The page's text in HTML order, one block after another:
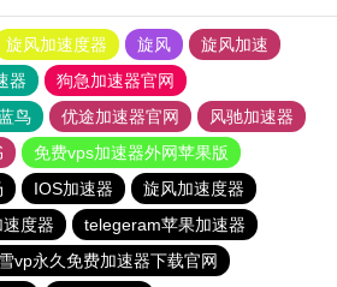
旋风加速度器 旋风
旋风加速
器
狗急加速器官网
鸟 优途加速器官网
风驰加速器
免费vps加速器外网苹果版
IOS加速器
旋风加速度器
度器
telegeram苹果加速器
vp永久免费加速器下载官网